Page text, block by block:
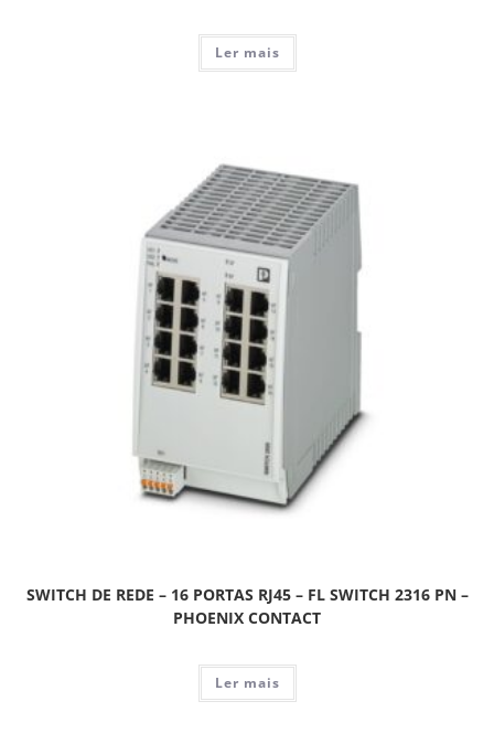
Ler mais
SWITCH DE REDE – 16 PORTAS RJ45 – FL SWITCH 2316 PN –
PHOENIX CONTACT
Ler mais